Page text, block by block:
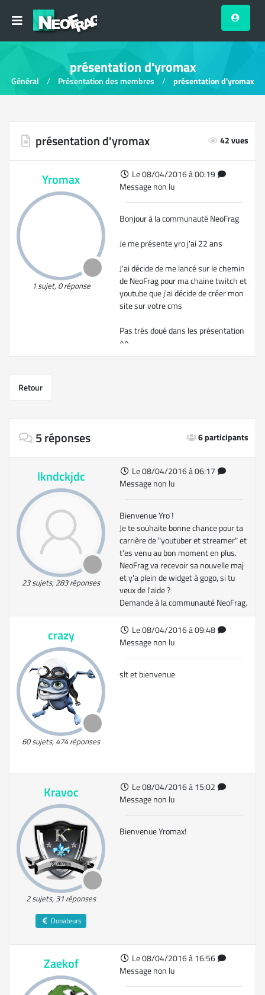
présentation d'yromax
Général Présentation des membres présentation d'yromax
42 vues
présentation d'yromax
Yromax
1 sujet, 0 réponse
Le 08/04/2016 à 00:19
Message non lu
Bonjour à la communauté NeoFrag
Je me présente yro j'ai 22 ans
J'ai décide de me lancé sur le chemin
de NeoFrag pour ma chaine twitch et
youtube que j'ai décide de créer mon
site sur votre cms
Pas trés doué dans les présentation
^^
Retour
6 participants
5 réponses
lkndckjdc
23 sujets, 283 réponses
Le 08/04/2016 à 06:17
Message non lu
Bienvenue Yro !
Je te souhaite bonne chance pour ta
carrière de "youtuber et streamer" et
t'es venu au bon moment en plus.
NeoFrag va recevoir sa nouvelle maj
et y'a plein de widget à gogo, si tu
veux de l'aide ?
Demande à la communauté NeoFrag.
crazy
60 sujets, 474 réponses
Le 08/04/2016 à 09:48
Message non lu
slt et bienvenue
Kravoc
2 sujets, 31 réponses
Donateurs
Le 08/04/2016 à 15:02
Message non lu
Bienvenue Yromax!
Zaekof
Le 08/04/2016 à 16:56
Message non lu